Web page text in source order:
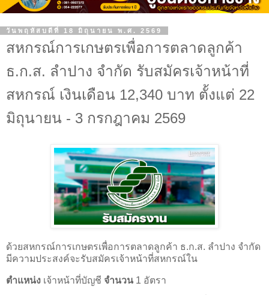
วันพฤหัสบดีที่ 18 มิถุนายน พ.ศ. 2569
สหกรณ์การเกษตรเพื่อการตลาดลูกค้า
ธ.ก.ส. ลำปาง จำกัด รับสมัครเจ้าหน้าที่
สหกรณ์ เงินเดือน 12,340 บาท ตั้งแต่ 22
มิถุนายน - 3 กรกฎาคม 2569
ด้วยสหกรณ์การเกษตรเพื่อการตลาดลูกค้า ธ.ก.ส. ลำปาง จำกัด
มีความประสงค์จะรับสมัครเจ้าหน้าที่สหกรณ์ใน
ตำแหน่ง เจ้าหน้าที่บัญชี จำนวน 1 อัตรา